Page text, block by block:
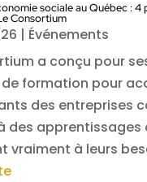
sociale au Québec : 4
Consortium
| Événements
a conçu pour
formation pour
des entreprises
des apprentissages
vraiment à leurs